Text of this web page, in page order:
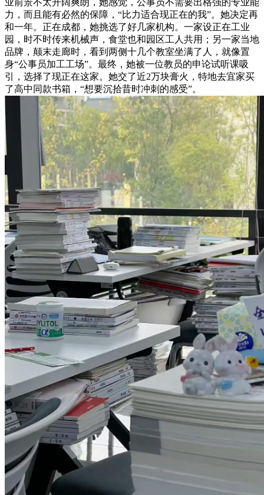
力，而且能有必然的保障，“比力适合现正在的我”。她决定再
和一年。正在成都，她挑选了好几家机构。一家设正在工业
园，时不时传来机械声，食堂也和园区工人共用；另一家当地
品牌，颠末走廊时，看到两侧十几个教室坐满了人，就像置
身“公事员加工工场”。最终，她被一位教员的申论试听课吸
引，选择了现正在这家。她交了近2万块膏火，特地去宜家买
了高中同款书箱，“想要沉拾昔时冲刺的感受”。